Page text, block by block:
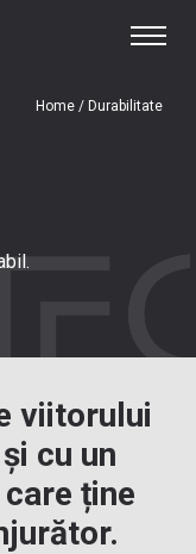
Home/ Durabilitate
viitorului
cu un
ține